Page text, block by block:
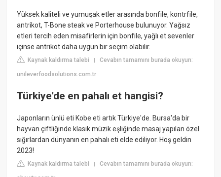
Yüksek kaliteli ve yumuşak etler arasında bonfile, kontrfile,
antrikot, T-Bone steak ve Porterhouse bulunuyor. Yağsız
etleri tercih eden misafirlerin için bonfile, yağlı et sevenler
içinse antrikot daha uygun bir seçim olabilir.
Kaynak kaldırma talebi |Cevabın tamamını burada okuyun:
unileverfoodsolutions.com.tr
Türkiye'de en pahalı et hangisi?
Japonların ünlü eti Kobe eti artık Türkiye'de. Bursa'da bir
hayvan çiftliğinde klasik müzik eşliğinde masaj yapılan özel
sığırlardan dünyanın en pahalı eti elde ediliyor. Hoş geldin
2023!
Kaynak kaldırma talebi |Cevabın tamamını burada okuyun: